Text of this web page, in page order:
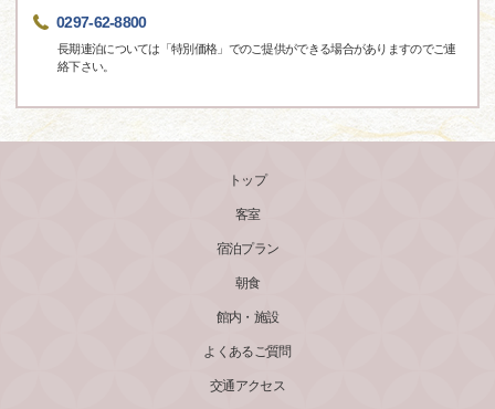
0297-62-8800
長期連泊については「特別価格」でのご提供ができる場合がありますのでご連
絡下さい。
トップ
客室
宿泊プラン
朝食
館内・施設
よくあるご質問
交通アクセス